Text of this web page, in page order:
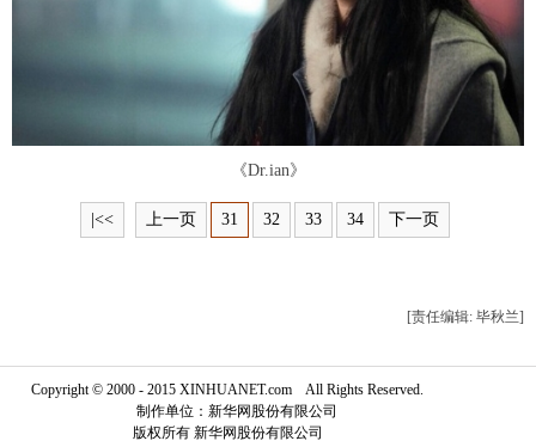
新华电视英文 返回PC
《Dr.ian》
|<< 上一页 31 32 33 34 下一页
[责任编辑: 毕秋兰]
Copyright © 2000 - 2015 XINHUANET.com All Rights Reserved.
制作单位：新华网股份有限公司
版权所有 新华网股份有限公司